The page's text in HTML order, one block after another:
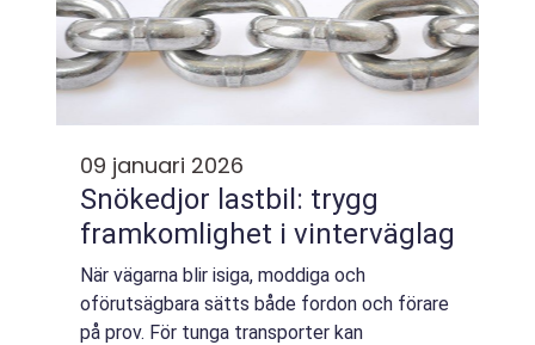
09 januari 2026
Snökedjor lastbil: trygg
framkomlighet i vinterväglag
När vägarna blir isiga, moddiga och
oförutsägbara sätts både fordon och förare
på prov. För tunga transporter kan